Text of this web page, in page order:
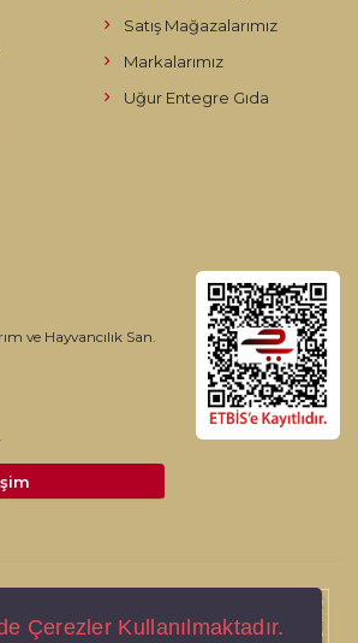
Satış Mağazalarımız
Markalarımız
Uğur Entegre Gıda
ve Hayvancılık San.
Ufresh. Tüm hakları saklıdır.
Çerezler Kullanılmaktadır.